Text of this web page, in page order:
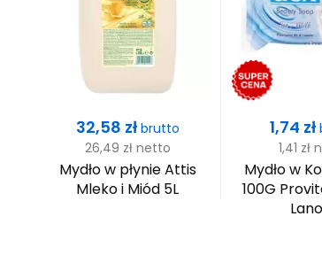
Cena
32,58 zł brutto
26,49 zł netto
Mydło w płynie Attis
Mleko i Miód 5L
Cena
1,74 zł
1,41 zł
Mydło w
100G